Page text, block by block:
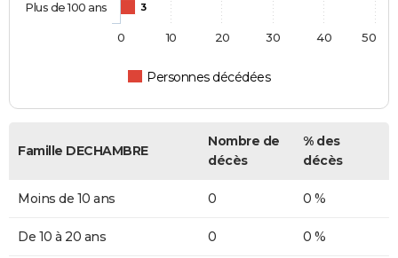
3
Personnes décédées
Plus de 100 ans
0 10 20 30 40 50
Famille DECHAMBRE
Nombre de
décès
% des
décès
Moins de 10 ans 0 0 %
De 10 à 20 ans 0 0 %